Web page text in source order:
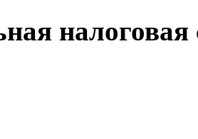
налоговая